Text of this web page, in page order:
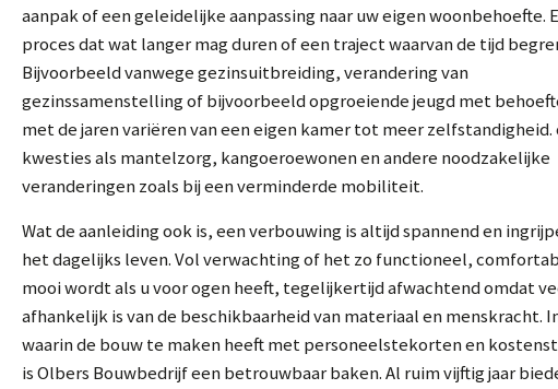
aanpak of een geleidelijke aanpassing naar uw eigen woonbehoefte.
proces dat wat langer mag duren of een traject waarvan de tijd
Bijvoorbeeld vanwege gezinsuitbreiding, verandering van
gezinssamenstelling of bijvoorbeeld opgroeiende jeugd met
met de jaren variëren van een eigen kamer tot meer zelfstandigheid.
kwesties als mantelzorg, kangoeroewonen en andere noodzakelijke
veranderingen zoals bij een verminderde mobiliteit.
Wat de aanleiding ook is, een verbouwing is altijd spannend en
het dagelijks leven. Vol verwachting of het zo functioneel,
mooi wordt als u voor ogen heeft, tegelijkertijd afwachtend omdat
afhankelijk is van de beschikbaarheid van materiaal en menskracht.
waarin de bouw te maken heeft met personeelstekorten en
is Olbers Bouwbedrijf een betrouwbaar baken. Al ruim vijftig jaar